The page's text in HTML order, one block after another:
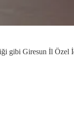
gibi Giresun İl Özel